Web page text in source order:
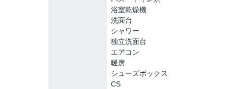
浴室乾燥機
洗面台
シャワー
独立洗面台
エアコン
暖房
シューズボックス
CS